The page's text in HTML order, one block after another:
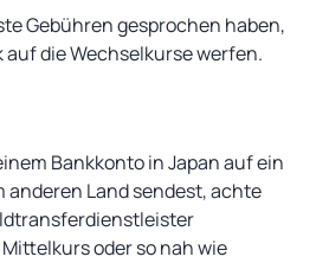
Gebühren gesprochen haben,
auf die Wechselkurse werfen.
Bankkonto in Japan auf ein
anderen Land sendest, achte
oder so nah wie